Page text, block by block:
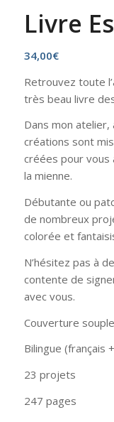
Livre
34,00€
Retrouvez toute
très beau livre
Dans mon
créations sont
créées pour vous
la mienne.
Débutante ou
de nombreux
colorée et
N’hésitez pas à
contente de
avec vous.
Couverture
Bilingue (français
23 projets
247 pages